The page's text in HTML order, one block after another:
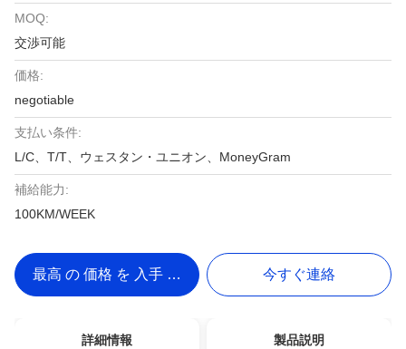
MOQ:
交渉可能
価格:
negotiable
支払い条件:
L/C、T/T、ウェスタン・ユニオン、MoneyGram
補給能力:
100KM/WEEK
最高 の 価格 を 入手 する 今すぐ連絡
詳細情報 製品説明